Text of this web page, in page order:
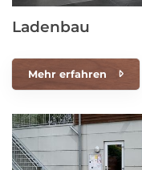
Ladenbau
Mehr erfahren